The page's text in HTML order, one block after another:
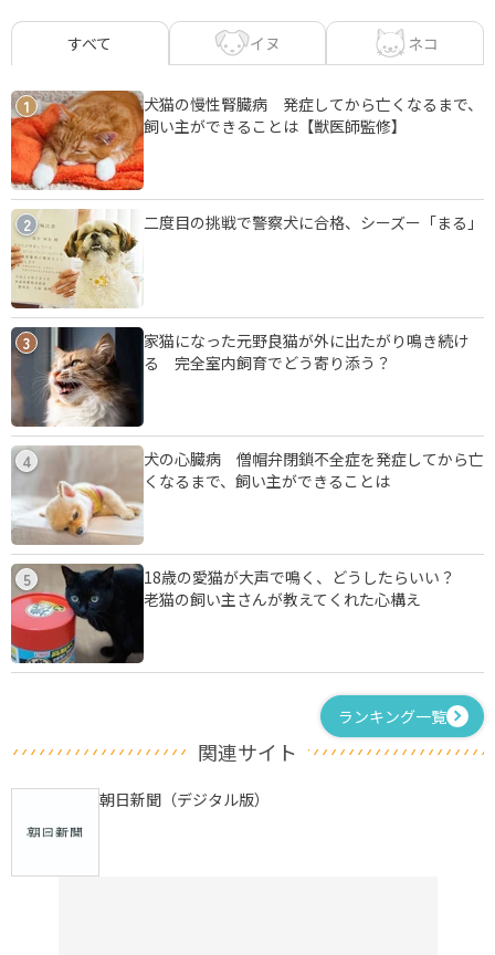
すべて イヌ ネコ
1
犬猫の慢性腎臓病 発症してから亡くなるまで、
飼い主ができることは【獣医師監修】
2 二度目の挑戦で警察犬に合格、シーズー「まる」
3
家猫になった元野良猫が外に出たがり鳴き続け
る 完全室内飼育でどう寄り添う？
4
犬の心臓病 僧帽弁閉鎖不全症を発症してから亡
くなるまで、飼い主ができることは
5
18歳の愛猫が大声で鳴く、どうしたらいい？
老猫の飼い主さんが教えてくれた心構え
ランキング一覧
関連サイト
朝日新聞（デジタル版）